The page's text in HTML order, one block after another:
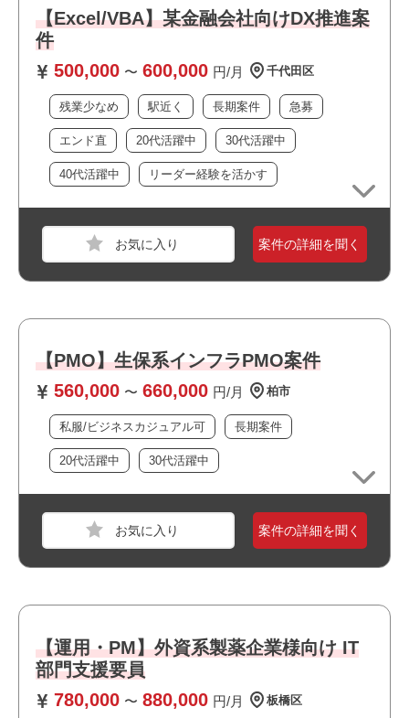
【Excel/VBA】某金融会社向けDX推進案
件
500,000 〜 600,000 円/月 千代田区
残業少なめ 駅近く 長期案件 急募
エンド直 20代活躍中 30代活躍中
40代活躍中 リーダー経験を活かす
案件の詳細を聞く
【PMO】生保系インフラPMO案件
560,000 〜 660,000 円/月 柏市
私服/ビジネスカジュアル可 長期案件
20代活躍中 30代活躍中
・インフラ案件の上流工程からPM/PMOとして業務経験が
ある方
・テスト推進業務の経験がある方
・ステークホルダーマネジメント
おすすめポイント
案件の詳細を聞く
【運用・PM】外資系製薬企業様向け IT
部門支援要員
780,000 〜 880,000 円/月 板橋区
職種
PM
業界
サービス
必須スキル
・システム運用経験（定型対応ではなくプラスαの対応経
※ツール/製品不問
・主体的に課題解決へ動ける方
おすすめポイント
業界
通信
スキル
Windows
・業務系システムの要件定義～リリース工程の経験 ※特
の受け入れ確認
・関係者との打合せ、スケジュール調整、必要な環境、調
査、確認などの調整事全般